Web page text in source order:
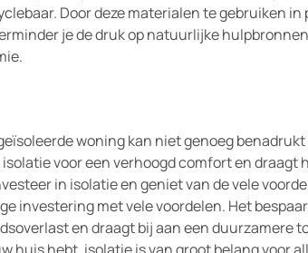
Door deze materialen te gebruiken
je de druk op natuurlijke
woning kan niet genoeg
voor een verhoogd comfort en draagt
in isolatie en geniet van de vele
investering met vele voordelen. Het
en draagt bij aan een duurzamere